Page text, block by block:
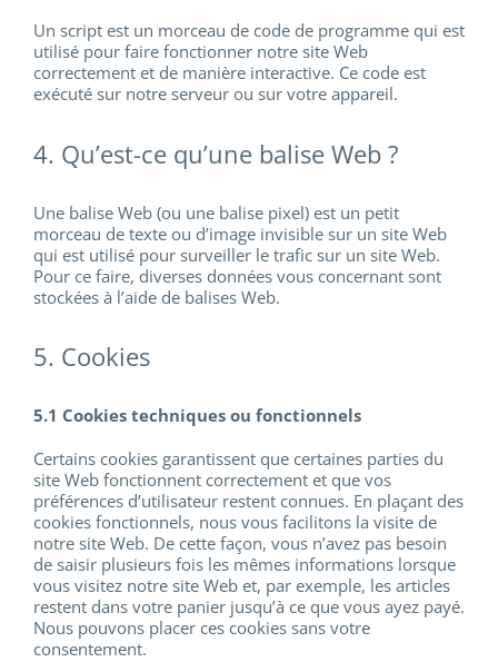
Un script est un morceau de code de programme qui est
utilisé pour faire fonctionner notre site Web
correctement et de manière interactive. Ce code est
exécuté sur notre serveur ou sur votre appareil.
4. Qu’est-ce qu’une balise Web ?
Une balise Web (ou une balise pixel) est un petit
morceau de texte ou d’image invisible sur un site Web
qui est utilisé pour surveiller le trafic sur un site Web.
Pour ce faire, diverses données vous concernant sont
stockées à l’aide de balises Web.
5. Cookies
5.1 Cookies techniques ou fonctionnels
Certains cookies garantissent que certaines parties du
site Web fonctionnent correctement et que vos
préférences d’utilisateur restent connues. En plaçant des
cookies fonctionnels, nous vous facilitons la visite de
notre site Web. De cette façon, vous n’avez pas besoin
de saisir plusieurs fois les mêmes informations lorsque
vous visitez notre site Web et, par exemple, les articles
restent dans votre panier jusqu’à ce que vous ayez payé.
Nous pouvons placer ces cookies sans votre
consentement.